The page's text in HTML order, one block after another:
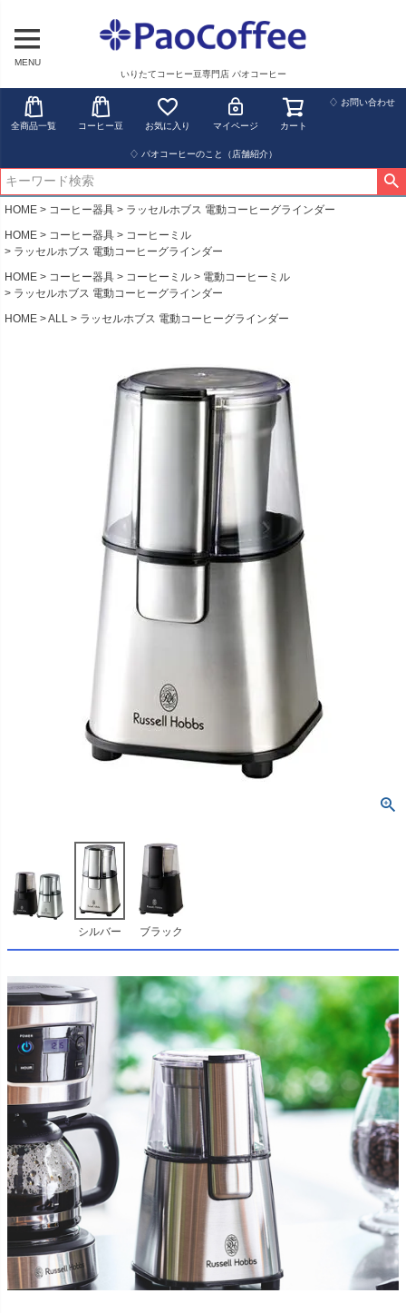
MENU
いりたてコーヒー豆専門店 パオコーヒー
全商品一覧 コーヒー豆 お気に入り マイページ カート
♢ お問い合わせ
♢ パオコーヒーのこと（店舗紹介）
HOME コーヒー器具
ラッセルホブス 電動コーヒーグラインダー
HOME
コーヒー器具
コーヒーミル
ラッセルホブス 電動コーヒーグラインダー
HOME
コーヒー器具 コーヒーミル
電動コーヒーミル
ラッセルホブス 電動コーヒーグラインダー
HOME
ALL ラッセルホブス 電動コーヒーグラインダー
シルバー ブラック